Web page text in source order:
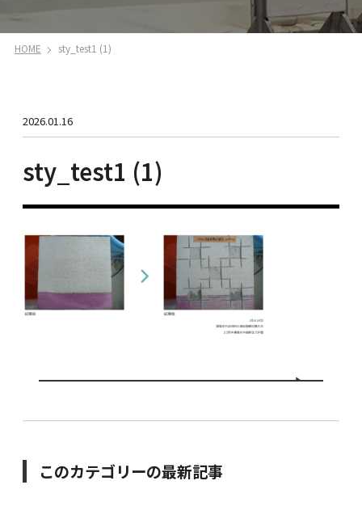
HOME sty_test1 (1)
2026.01.16
sty_test1 (1)
このカテゴリーの最新記事